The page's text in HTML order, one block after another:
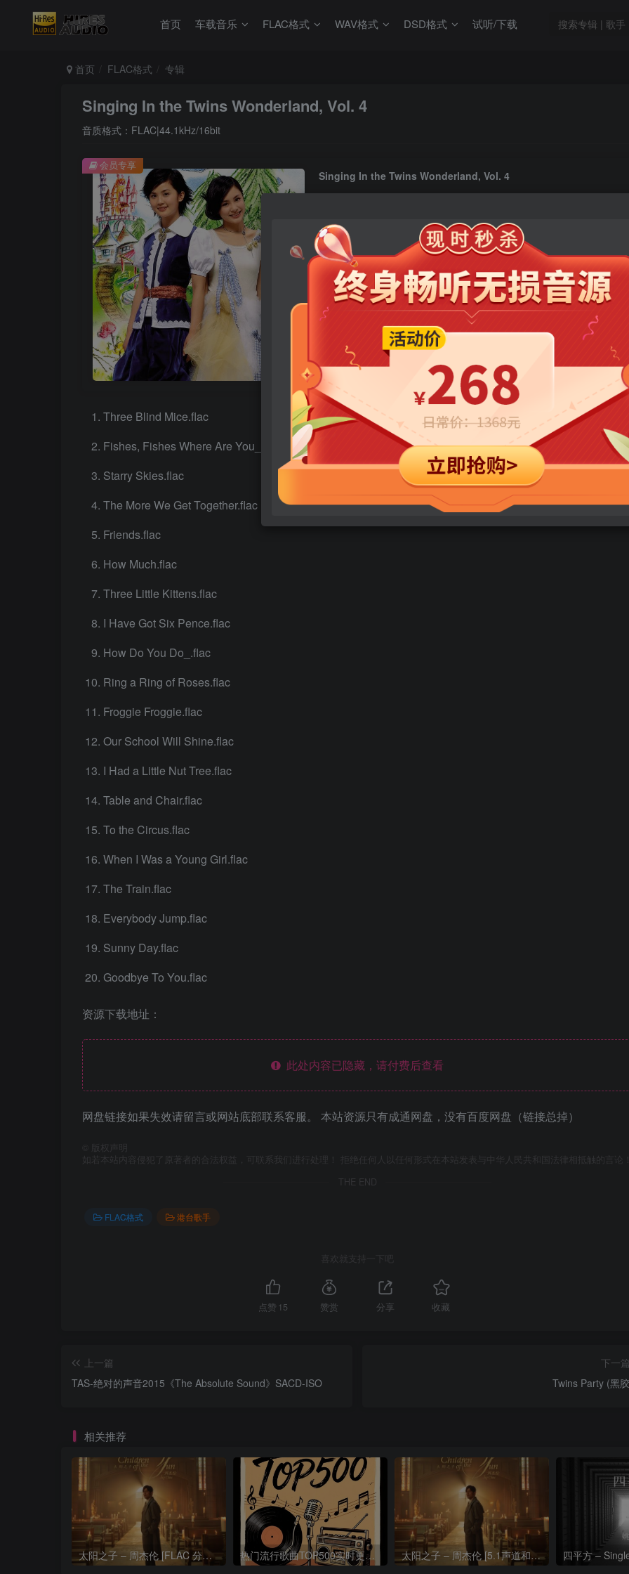
首页 车载音乐 FLAC格式 WAV格式 DSD格式 试听/下载
首页 FLAC格式 专辑
Singing In the Twins Wonderland, Vol. 4
音质格式：FLAC|44.1kHz/16bit
Singing In the Twins Wonderland, Vol. 4
￥9.9 限时特惠
￥99
年卡会员免费 永久会员 免费
立即购买
您当前未登录！建议登陆后购买，可保存购买订单
会员专享
Three Blind Mice.flac
Fishes, Fishes Where Are You_.flac
Starry Skies.flac
The More We Get Together.flac
Friends.flac
How Much.flac
Three Little Kittens.flac
I Have Got Six Pence.flac
How Do You Do_.flac
Ring a Ring of Roses.flac
Froggie Froggie.flac
Our School Will Shine.flac
I Had a Little Nut Tree.flac
Table and Chair.flac
To the Circus.flac
When I Was a Young Girl.flac
The Train.flac
Everybody Jump.flac
Sunny Day.flac
Goodbye To You.flac
资源下载地址：
此处内容已隐藏，请付费后查看
网盘链接如果失效请留言或网站底部联系客服。 本站资源只有成通网盘，没有百度网盘（链接总掉）
版权声明
如若本站内容侵犯了原著者的合法权益，可联系我们进行处理！ 拒绝任何人以任何形式在本站发表与中华人民共和国法律相抵触的言论
THE END
FLAC格式 港台歌手
喜欢就支持一下吧
点赞 15 赞赏 分享 收藏
上一篇
TAS-绝对的声音2015《The Absolute Sound》SACD-ISO
下一
Twins Party (黑
相关推荐
太阳之子 – 周杰伦 [FLAC 分轨 192Khz 24bit] 热门流行歌曲TOP500实时更新192khz/24bit【母带音质】 太阳之子 – 周杰伦 [5.1声道和192k母带] 四平方 –